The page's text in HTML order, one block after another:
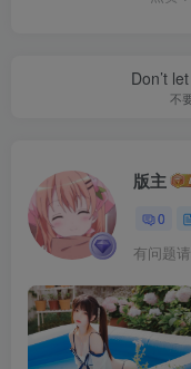
055.森罗财团 – 小七
052.森罗财团 – 樱流
051.森罗财团 – 雨云
050.森罗财团 – 雨云
049.森罗财团 – 月下
048.森罗财团 – 月下
／2.18GB]
Don’t
不
版主
0